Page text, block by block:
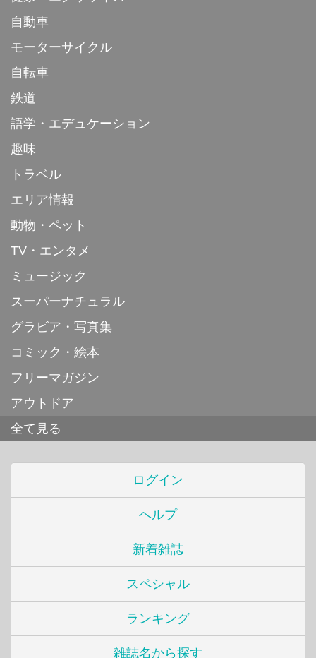
自動車
モーターサイクル
自転車
鉄道
語学・エデュケーション
趣味
トラベル
エリア情報
動物・ペット
TV・エンタメ
ミュージック
スーパーナチュラル
グラビア・写真集
コミック・絵本
フリーマガジン
アウトドア
全て見る
ログイン
ヘルプ
新着雑誌
スペシャル
ランキング
雑誌名から探す